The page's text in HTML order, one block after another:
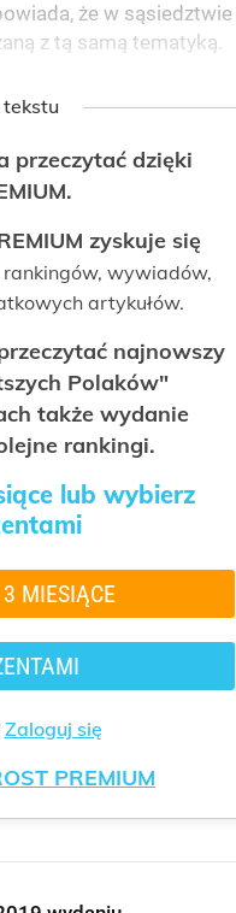
że w sąsiedztwie
z tą samą tematyką.
tekstu
przeczytać dzięki
zyskuje się
wywiadów,
artykułów.
najnowszy
Polaków"
także wydanie
rankingi.
lub wybierz
MIESIĄCE
Zaloguj się
PREMIUM